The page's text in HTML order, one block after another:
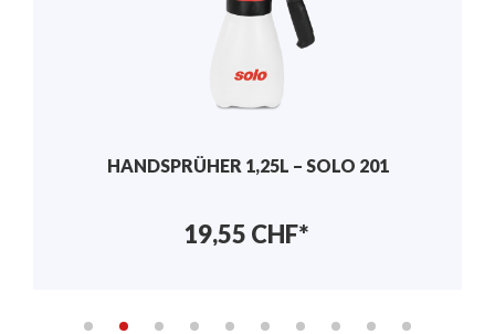
HANDSPRÜHER 1,25L – SOLO 201 C
25,40 CHF*